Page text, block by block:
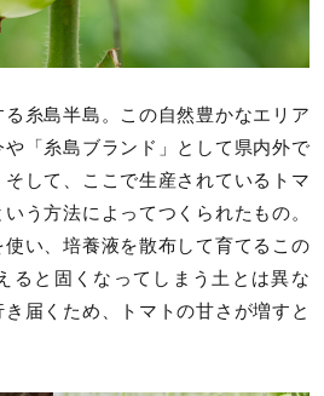
糸島半島。この自然豊かなエリア
「糸島ブランド」として県内外で
して、ここで生産されているトマ
う方法によってつくられたもの。
い、培養液を散布して育てるこの
ると固くなってしまう土とは異な
届くため、トマトの甘さが増すと